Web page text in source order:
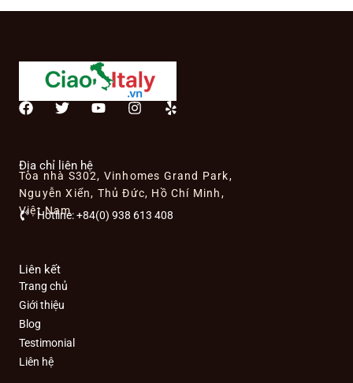
F
b
o
o
k
T
t
e
r
Y
b
e
I
g
r
m
Y
Địa chỉ liên hệ
Tòa nhà S302, Vinhomes Grand Park,
Nguyễn Xiển, Thủ Đức, Hồ Chí Minh,
Việt Nam
Hotline: +84(0) 938 613 408
Liên kết
Trang chủ
Giới thiệu
Blog
Testimonial
Liên hệ